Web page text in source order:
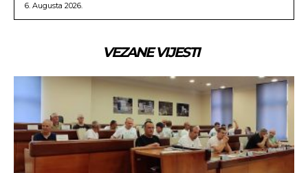
6. Augusta 2026.
VEZANE VIJESTI